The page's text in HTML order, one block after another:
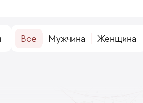
Все Мужчина Женщина